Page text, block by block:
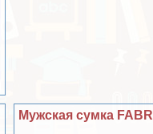
Мужская сумка